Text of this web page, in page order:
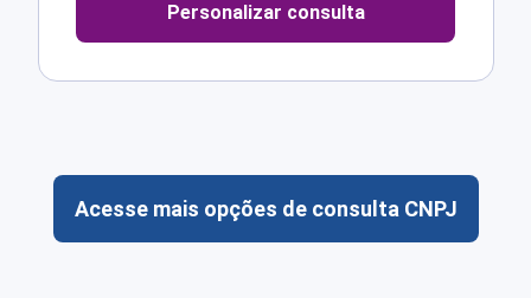
Personalizar consulta
Acesse mais opções de consulta CNPJ